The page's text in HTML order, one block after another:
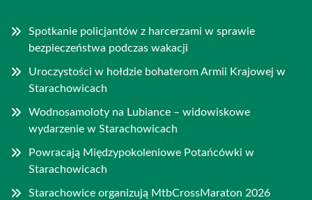
Spotkanie policjantów z harcerzami w sprawie
bezpieczeństwa podczas wakacji
Uroczystości w hołdzie bohaterom Armii Krajowej w
Starachowicach
Wodnosamoloty na Lubiance – widowiskowe
wydarzenie w Starachowicach
Powracają Międzypokoleniowe Potańcówki w
Starachowicach
Starachowice organizują MtbCrossMaraton 2026